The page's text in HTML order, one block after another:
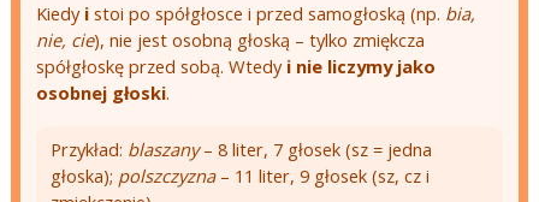
Kiedy i stoi po spółgłosce i przed samogłoską (np. bia,
nie, cie), nie jest osobną głoską – tylko zmiękcza
spółgłoskę przed sobą. Wtedy i nie liczymy jako
osobnej głoski.
Przykład: blaszany– 8 liter, 7 głosek (sz = jedna
głoska); polszczyzna– 11 liter, 9 głosek (sz, cz i